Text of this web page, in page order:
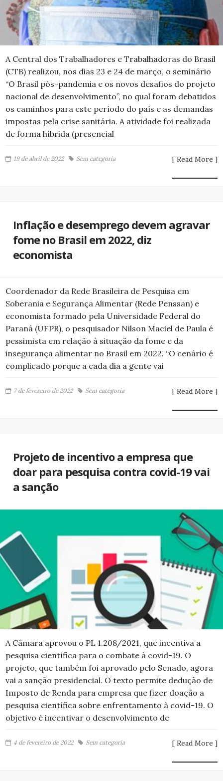
A Central dos Trabalhadores e Trabalhadoras do Brasil
(CTB) realizou, nos dias 23 e 24 de março, o seminário
“O Brasil pós-pandemia e os novos desafios do projeto
nacional de desenvolvimento”, no qual foram debatidos
os caminhos para este período do país e as demandas
impostas pela crise sanitária. A atividade foi realizada
de forma híbrida (presencial
19 de abril de 2022 Sem categoria [ Read More ]
Inflação e desemprego devem agravar
fome no Brasil em 2022, diz
economista
Coordenador da Rede Brasileira de Pesquisa em
Soberania e Segurança Alimentar (Rede Penssan) e
economista formado pela Universidade Federal do
Paraná (UFPR), o pesquisador Nilson Maciel de Paula é
pessimista em relação à situação da fome e da
insegurança alimentar no Brasil em 2022. “O cenário é
complicado porque a cada dia a gente vai
7 de fevereiro de 2022 Sem categoria [ Read More ]
Projeto de incentivo a empresa que
doar para pesquisa contra covid-19 vai
a sanção
A Câmara aprovou o PL 1.208/2021, que incentiva a
pesquisa científica para o combate à covid-19. O
projeto, que também foi aprovado pelo Senado, agora
vai a sanção presidencial. O texto permite dedução de
Imposto de Renda para empresa que fizer doação a
pesquisa científica sobre enfrentamento à covid-19. O
objetivo é incentivar o desenvolvimento de
4 de fevereiro de 2022 Sem categoria [ Read More ]